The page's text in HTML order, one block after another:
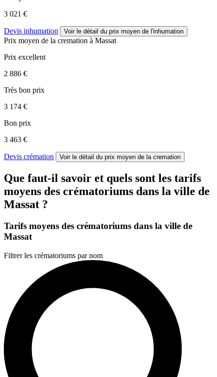
3 021 €
Devis inhumation Voir le détail du prix moyen de l'inhumation
Prix moyen de la cremation à Massat
Prix excellent
2 886 €
Très bon prix
3 174 €
Bon prix
3 463 €
Devis crémation Voir le détail du prix moyen de la cremation
Que faut-il savoir et quels sont les tarifs
moyens des crématoriums dans la ville de
Massat ?
Tarifs moyens des crématoriums dans la ville de
Massat
Filtrer les crématoriums par nom